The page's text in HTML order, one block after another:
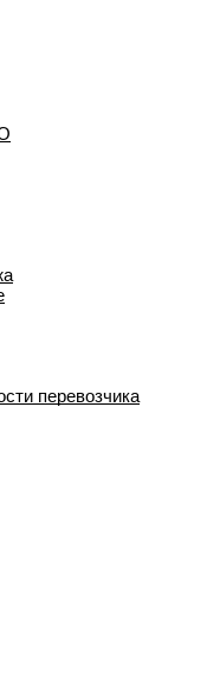
перевозчика